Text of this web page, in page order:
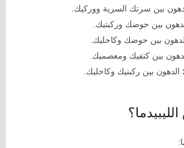
بين سرتك السرية ووركيك.
بين حوضك وركبتيك.
بين حوضك وكاحليك.
بين كتفيك ومعصميك.
الدهون بين ركبتيك وكاحليك.